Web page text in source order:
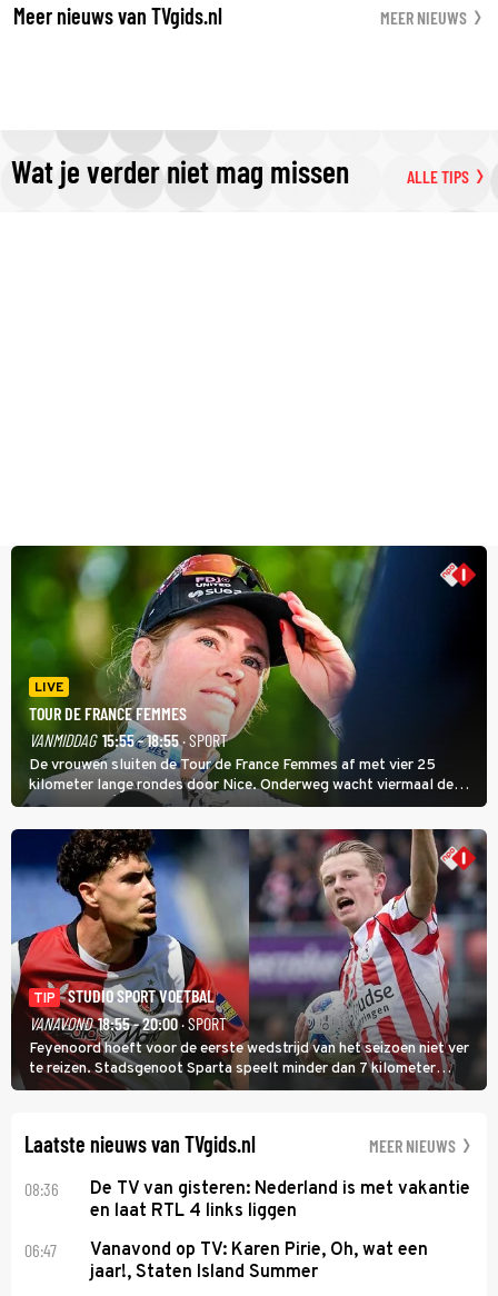
Meer nieuws van TVgids.nl MEER NIEUWS
Wat je verder niet mag missen ALLE TIPS
LIVE
TOUR DE FRANCE FEMMES
VANMIDDAG 15:55 - 18:55· SPORT
De vrouwen sluiten de Tour de France Femmes af met vier 25
kilometer lange rondes door Nice. Onderweg wacht viermaal de
zware Col d'Èze. Aan de finish op de Promenade des Anglais krijgt
de eindwinnaar de laatste gele trui.
TIP
STUDIO SPORT VOETBAL
VANAVOND 18:55 - 20:00· SPORT
Feyenoord hoeft voor de eerste wedstrijd van het seizoen niet ver
te reizen. Stadsgenoot Sparta speelt minder dan 7 kilometer
verderop. Feyenoord trok de Spaanse spits Nacho Ferri aan van
Laatste nieuws van TVgids.nl MEER NIEUWS
08:36
De TV van gisteren: Nederland is met vakantie
en laat RTL 4 links liggen
06:47
Vanavond op TV: Karen Pirie, Oh, wat een
jaar!, Staten Island Summer